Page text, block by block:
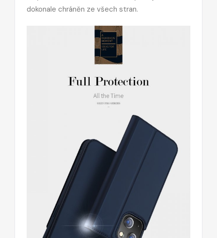
dokonale chráněn ze všech stran.